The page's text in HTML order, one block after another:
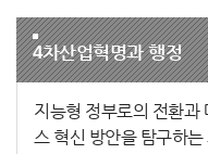
4차산업혁명과 행정
지능형 정부로의 전환과
스 혁신 방안을 탐구하